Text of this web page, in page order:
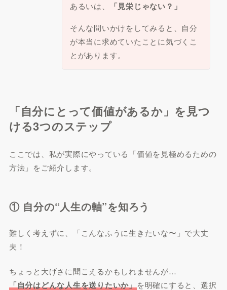
あるいは、 「見栄じゃない？」
そんな問いかけをしてみると、自分
が本当に求めていたことに気づくこ
とがあります。
「自分にとって価値があるか」を見つ
ける3つのステップ
ここでは、私が実際にやっている「価値を見極めるための
方法」をご紹介します。
① 自分の“人生の軸”を知ろう
難しく考えずに、「こんなふうに生きたいな〜」で大丈
夫！
ちょっと大げさに聞こえるかもしれませんが…
「自分はどんな人生を送りたいか」を明確にすると、選択